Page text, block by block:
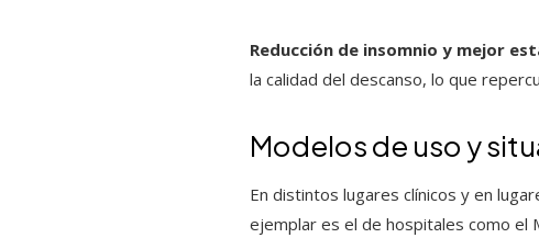
Reducción de insomnio y mejor
la calidad del descanso, lo que
Modelos de uso y
En distintos lugares clínicos y en
ejemplar es el de hospitales como el